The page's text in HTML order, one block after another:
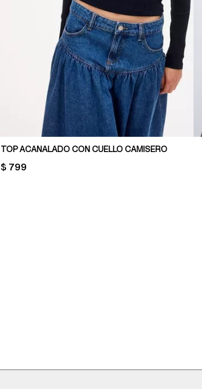
TOP ACANALADO CON CUELLO CAMISERO
PRICE:
$ 799